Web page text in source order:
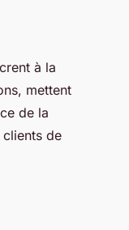
à la
mettent
de la
de